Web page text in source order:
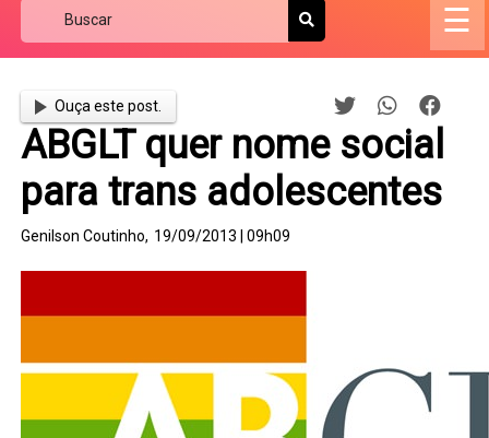
☰
Ouça este post.
ABGLT quer nome social
para trans adolescentes
Genilson Coutinho, 19/09/2013 | 09h09